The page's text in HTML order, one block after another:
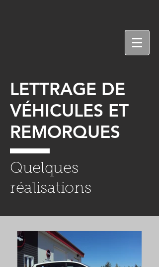
LETTRAGE DE
VÉHICULES ET
REMORQUES
Quelques
réalisations